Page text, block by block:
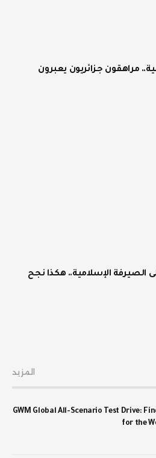
مراهقون جزائريون يعبرون
الصيرفة الإسلامية.. هكذا نجح
المزيد
GWM Global All-Scenario Test Drive:
for the